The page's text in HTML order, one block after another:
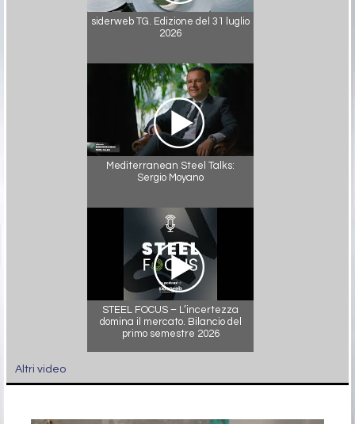
siderweb TG. Edizione del 31 luglio
2026
Mediterranean Steel Talks:
Sergio Moyano
STEEL FOCUS – L’incertezza
domina il mercato. Bilancio del
primo semestre 2026
Altri video